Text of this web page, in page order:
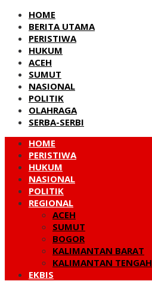
HOME
BERITA UTAMA
PERISTIWA
HUKUM
ACEH
SUMUT
NASIONAL
POLITIK
OLAHRAGA
SERBA-SERBI
HOME
PERISTIWA
HUKUM
NASIONAL
POLITIK
REGIONAL
ACEH
SUMUT
BOGOR
KALIMANTAN BARAT
KALIMANTAN TENGAH
EKBIS